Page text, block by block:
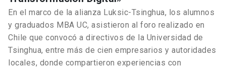
En el marco de la alianza Luksic-Tsinghua, los alumnos
y graduados MBA UC, asistieron al foro realizado en
Chile que convocó a directivos de la Universidad de
Tsinghua, entre más de cien empresarios y autoridades
locales, donde compartieron experiencias con